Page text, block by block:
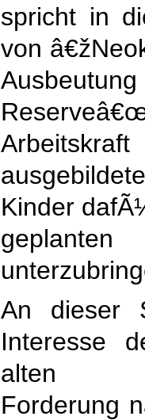
spricht in
von
Kinder
An dieser
Interesse
alten
Forderung